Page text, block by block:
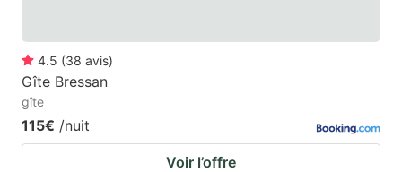
4.5 (38 avis)
Gîte Bressan
gîte
115€ /nuit
Voir l’offre